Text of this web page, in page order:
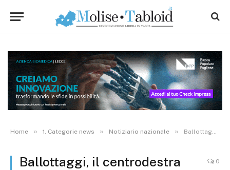
Home » 1. Categorie news » Notiziario nazionale » Ballottaggi, il centrodestra vince in quindici capoluoghi
Ballottaggi, il centrodestra
0